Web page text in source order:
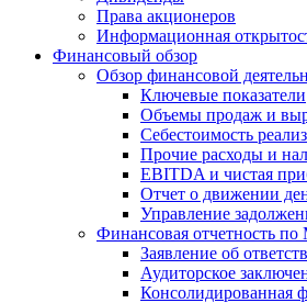
Права акционеров
Информационная
Финансовый обзор
Обзор финансовой
Ключевые показатели
Объемы продаж и
Себестоимость
Прочие расходы и
EBITDA и чистая
Отчет о движении
Управление
Финансовая отчетность
Заявление об
Аудиторское
Консолидированная